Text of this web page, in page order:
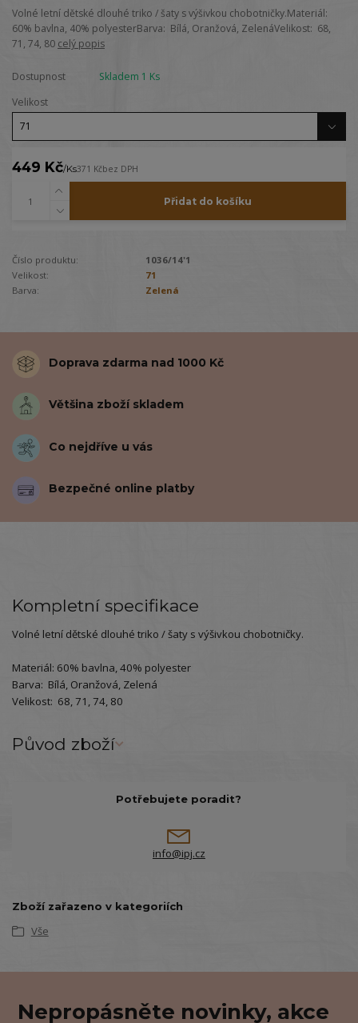
Volné letní dětské dlouhé triko / šaty s výšivkou chobotničky.Materiál:
60% bavlna, 40% polyesterBarva: Bílá, Oranžová, ZelenáVelikost: 68,
71, 74, 80 celý popis
Dostupnost
Skladem 1 Ks
Velikost
449 Kč/Ks371 Kčbez DPH
Přidat do košíku
Číslo produktu:
1036/14'1
Velikost:
71
Barva:
Zelená
Doprava zdarma nad 1000 Kč
Většina zboží skladem
Co nejdříve u vás
Bezpečné online platby
Kompletní specifikace
Volné letní dětské dlouhé triko / šaty s výšivkou chobotničky.
Materiál: 60% bavlna, 40% polyester
Barva: Bílá, Oranžová, Zelená
Velikost: 68, 71, 74, 80
Původ zboží
Potřebujete poradit?
info@ipj.cz
Zboží zařazeno v kategoriích
Vše
Nepropásněte novinky, akce